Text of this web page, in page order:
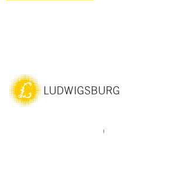
LinkedIn